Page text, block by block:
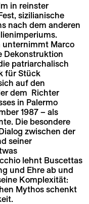
in reinster
sizilianische
nach dem anderen
unternimmt Marco
Dekonstruktion
patriarchalisch
für Stück
auf den
dem Richter
in Palermo
1987 – als
Die besondere
zwischen der
seiner
lehnt Buscettas
und Ehre ab und
Komplexität:
Mythos schenkt